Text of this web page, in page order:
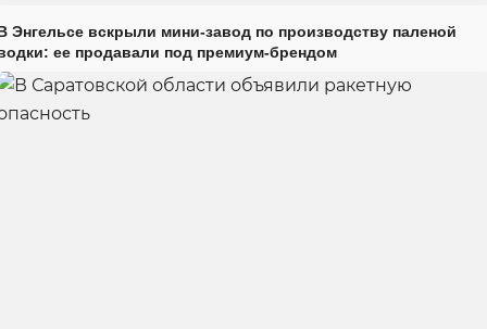
Энгельсе вскрыли мини-завод по производству паленой
ее продавали под премиум-брендом